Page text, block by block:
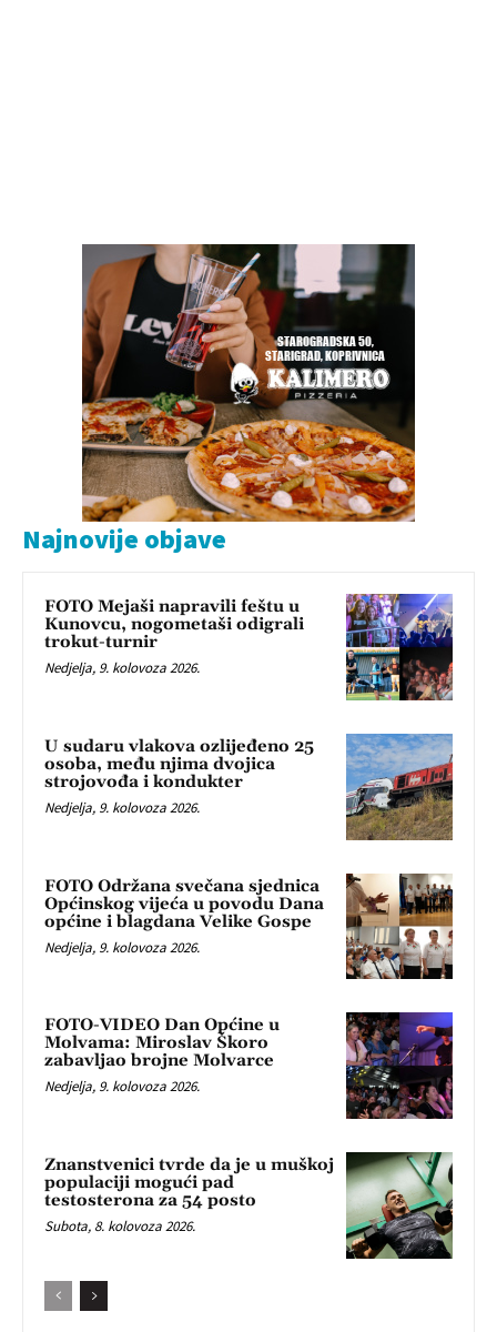
Najnovije objave
FOTO Mejaši napravili feštu u
Kunovcu, nogometaši odigrali
trokut-turnir
Nedjelja, 9. kolovoza 2026.
U sudaru vlakova ozlijeđeno 25
osoba, među njima dvojica
strojovođa i kondukter
Nedjelja, 9. kolovoza 2026.
FOTO Održana svečana sjednica
Općinskog vijeća u povodu Dana
općine i blagdana Velike Gospe
Nedjelja, 9. kolovoza 2026.
FOTO-VIDEO Dan Općine u
Molvama: Miroslav Škoro
zabavljao brojne Molvarce
Nedjelja, 9. kolovoza 2026.
Znanstvenici tvrde da je u muškoj
populaciji mogući pad
testosterona za 54 posto
Subota, 8. kolovoza 2026.